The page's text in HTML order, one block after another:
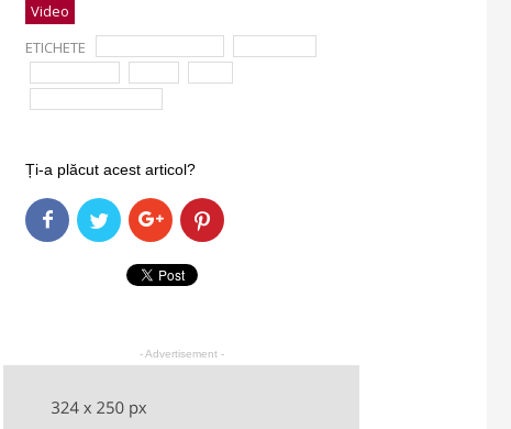
Video
ETICHETE
Ți-a plăcut acest articol?
- Advertisement -